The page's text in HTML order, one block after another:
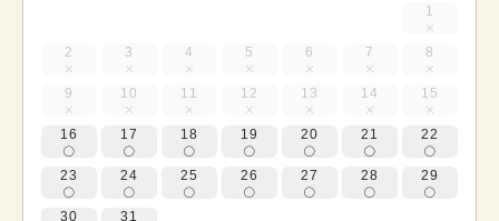
1
2 3 4 5 6 7 8
9 10 11 12 13 14 15
16 17 18 19 20 21 22
23 24 25 26 27 28 29
30 31